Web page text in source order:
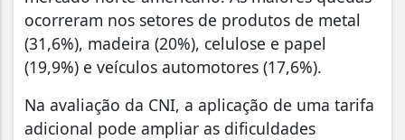
ocorreram nos setores de produtos de metal
(31,6%), madeira (20%), celulose e papel
(19,9%) e veículos automotores (17,6%).
Na avaliação da CNI, a aplicação de uma tarifa
adicional pode ampliar as dificuldades